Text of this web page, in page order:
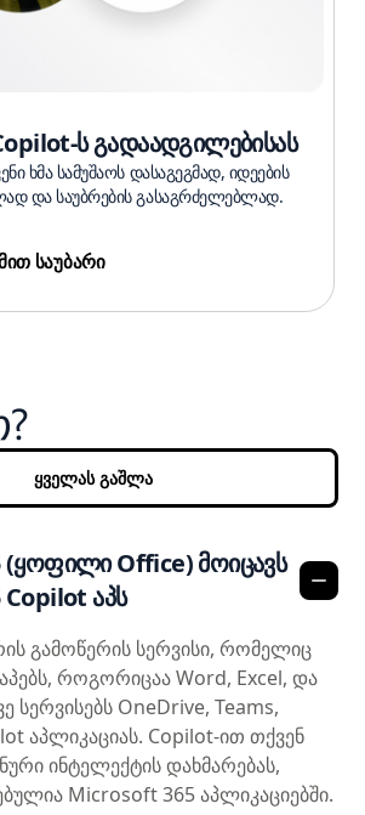
ს გადაადგილებისას
ხმა სამუშაოს დასაგეგმად, იდეების
და საუბრების გასაგრძელებლად.
საუბარი
ყველას გაშლა
Office) მოიცავს
აპს
გამოწერის სერვისი, რომელიც
როგორიცაა Word, Excel, და
სერვისებს OneDrive, Teams,
აპლიკაციას. Copilot-ით თქვენ
ინტელექტის დახმარებას,
Microsoft 365 აპლიკაციებში.